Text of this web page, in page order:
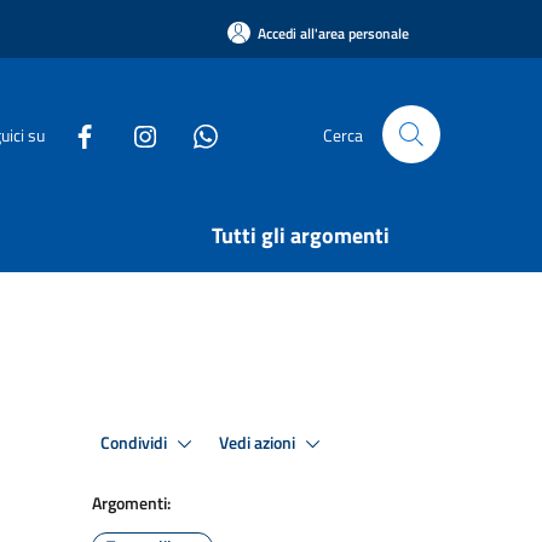
Accedi all'area personale
su Cerca
Tutti gli argomenti
Condividi Vedi azioni
Argomenti: